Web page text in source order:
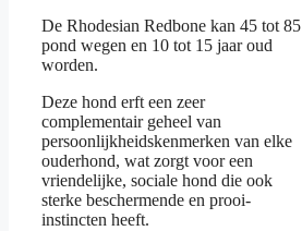
De Rhodesian Redbone kan 45 tot 85
pond wegen en 10 tot 15 jaar oud
worden.
Deze hond erft een zeer
complementair geheel van
persoonlijkheidskenmerken van elke
ouderhond, wat zorgt voor een
vriendelijke, sociale hond die ook
sterke beschermende en prooi-
instincten heeft.